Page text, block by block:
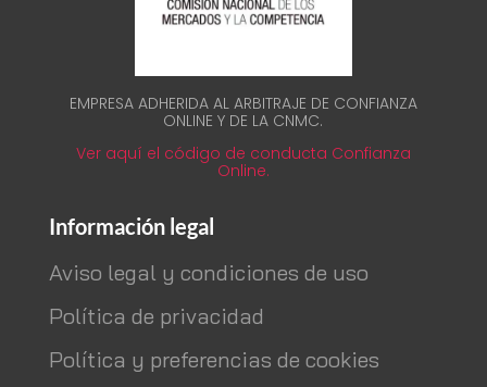
EMPRESA ADHERIDA AL ARBITRAJE DE CONFIANZA
ONLINE Y DE LA CNMC.
Ver aquí el código de conducta Confianza
Online.
Información legal
Aviso legal y condiciones de uso
Política de privacidad
Política y preferencias de cookies